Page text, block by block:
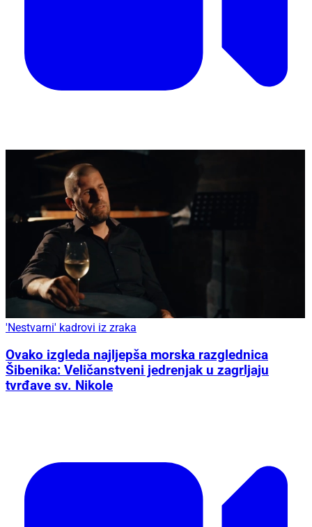
'Nestvarni' kadrovi iz zraka
Ovako izgleda najljepša morska razglednica
Šibenika: Veličanstveni jedrenjak u zagrljaju
tvrđave sv. Nikole